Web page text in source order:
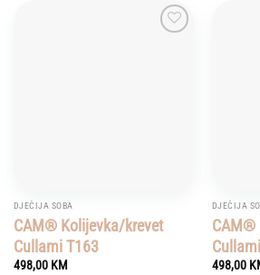
DJEČIJA SOBA
CAM® Kolijevka/krevet
Cullami T163
498,00 KM
DJEČIJA
CAM®
498,00